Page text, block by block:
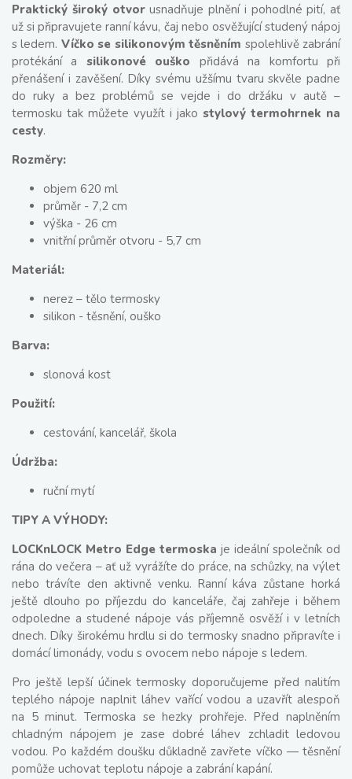
Praktický široký otvor usnadňuje plnění i pohodlné pití, ať
už si připravujete ranní kávu, čaj nebo osvěžující studený nápoj
s ledem. Víčko se silikonovým těsněním spolehlivě zabrání
protékání a
silikonové ouško
přidává na komfortu při
přenášení i zavěšení. Díky svému užšímu tvaru skvěle padne
do ruky a bez problémů se vejde i do držáku v autě –
termosku tak můžete využít i jako stylový termohrnek na
cesty.
Rozměry:
objem 620 ml
průměr - 7,2 cm
výška - 26 cm
vnitřní průměr otvoru - 5,7 cm
Materiál:
nerez – tělo termosky
silikon - těsnění, ouško
Barva:
slonová kost
Použití:
cestování, kancelář, škola
Údržba:
ruční mytí
TIPY A VÝHODY:
LOCKnLOCK Metro Edge termoska je ideální společník od
rána do večera – ať už vyrážíte do práce, na schůzky, na výlet
nebo trávíte den aktivně venku. Ranní káva zůstane horká
ještě dlouho po příjezdu do kanceláře, čaj zahřeje i během
odpoledne a studené nápoje vás příjemně osvěží i v letních
dnech. Díky širokému hrdlu si do termosky snadno připravíte i
domácí limonády, vodu s ovocem nebo nápoje s ledem.
Pro ještě lepší účinek termosky doporučujeme před nalitím
teplého nápoje naplnit láhev vařící vodou a uzavřít alespoň
na 5 minut. Termoska se hezky prohřeje. Před naplněním
chladným nápojem je zase dobré láhev zchladit ledovou
vodou. Po každém doušku důkladně zavřete víčko — těsnění
pomůže uchovat teplotu nápoje a zabrání kapání.